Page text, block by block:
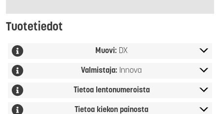
Tuotetiedot
Muovi: DX
Valmistaja: Innova
Tietoa lentonumeroista
Tietoa kiekon painosta